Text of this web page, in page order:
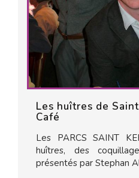
Les huîtres de
Café
Les PARCS SAINT
huîtres, des
présentés par Stephan